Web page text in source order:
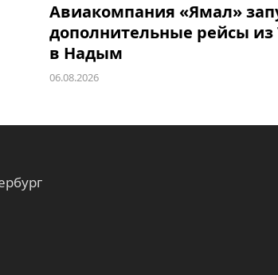
Авиакомпания «Ямал»
дополнительные рейсы
в Надым
06.08.2026